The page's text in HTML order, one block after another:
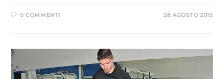
0 COMMENTI 28 AGOSTO 2015